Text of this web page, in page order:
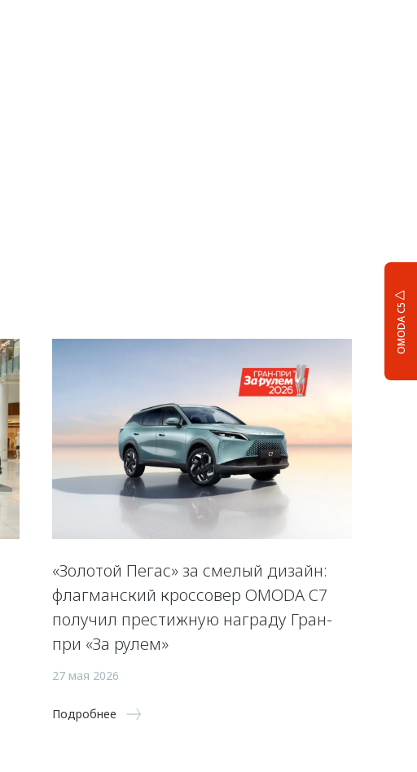
OMODA C5
«Золотой Пегас» за смелый дизайн:
флагманский кроссовер OMODA C7
получил престижную награду Гран-
при «За рулем»
27 мая 2026
Подробнее